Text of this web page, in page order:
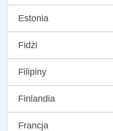
Estonia
Fidżi
Filipiny
Finlandia
Francja